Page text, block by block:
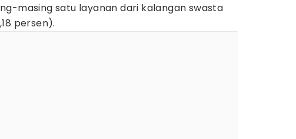
masing satu layanan dari kalangan swasta
persen).